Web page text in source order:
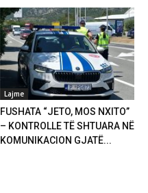
Lajme
FUSHATA “JETO, MOS NXITO”
– KONTROLLE TË SHTUARA NË
KOMUNIKACION GJATË...